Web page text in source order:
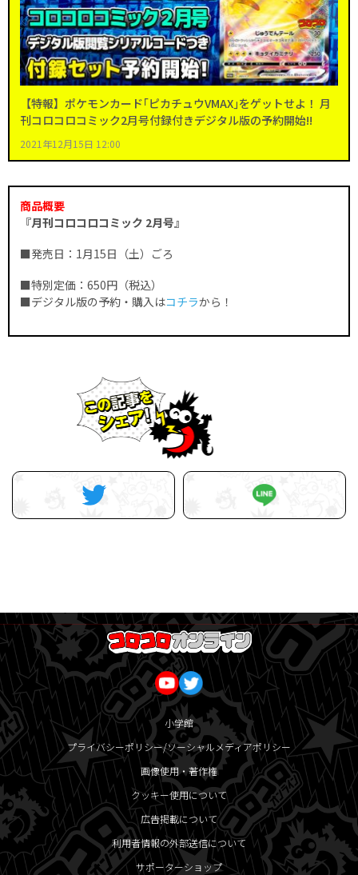
【特報】ポケモンカード｢ピカチュウVMAX｣をゲットせよ！ 月
刊コロコロコミック2月号付録付きデジタル版の予約開始!!
2021年12月15日 12:00
商品概要
『月刊コロコロコミック 2月号』
■発売日：1月15日（土）ごろ
■特別定価：650円（税込）
■デジタル版の予約・購入はコチラから！
小学館
プライバシーポリシー/ソーシャルメディアポリシー
画像使用・著作権
クッキー使用について
広告掲載について
利用者情報の外部送信について
サポーターショップ